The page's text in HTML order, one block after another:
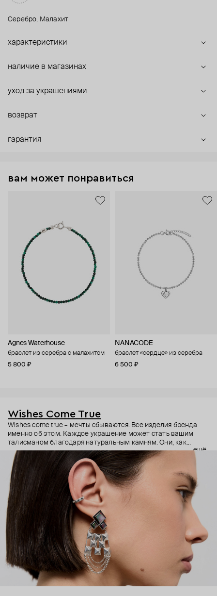
Серебро, Малахит
характеристики
наличие в магазинах
уход за украшениями
возврат
гарантия
вам может понравиться
Agnes Waterhouse
браслет из серебра с малахитом
5 800 ₽
NANACODE
браслет «сердце» из серебра
6 500 ₽
Wishes Come True
Wishes come true – мечты сбываются. Все изделия бренда
именно об этом. Каждое украшение может стать вашим
талисманом благодаря натуральным камням. Они, как
известно, обладают очень сильной энергетикой и
различными свойствами – ваши желания рискуют сбыться.
Дизайнер Анастасия Тарасова мечтала о своём бренде
украшений, и её мечта сбылась.
ещё